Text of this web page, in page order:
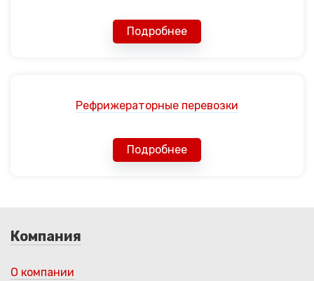
Подробнее
Рефрижераторные перевозки
Подробнее
Компания
О компании